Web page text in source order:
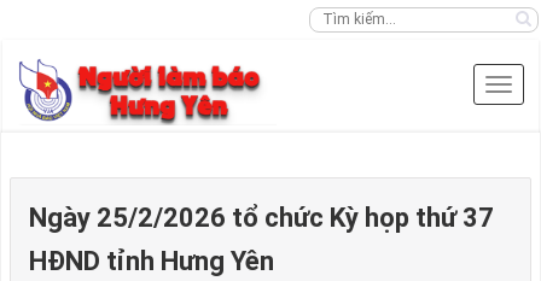
Ngày 25/2/2026 tổ chức Kỳ họp thứ 37
HĐND tỉnh Hưng Yên